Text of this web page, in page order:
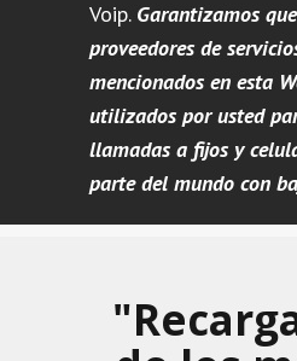
Voip. Garantizamos
proveedores de
mencionados en esta
utilizados por usted
llamadas a fijos y
parte del mundo con